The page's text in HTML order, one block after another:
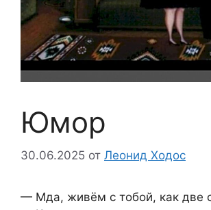
Юмор
30.06.2025 от Леонид Ходос
— Мда, живём с тобой, как две